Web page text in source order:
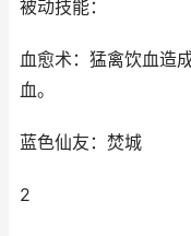
被动技能：
血愈术：猛禽饮血造
血。
蓝色仙友：焚城
2